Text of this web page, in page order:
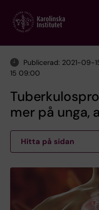
main
Publicerad: 2021-09-
15 09:00
mer på unga,
Hitta på sidan